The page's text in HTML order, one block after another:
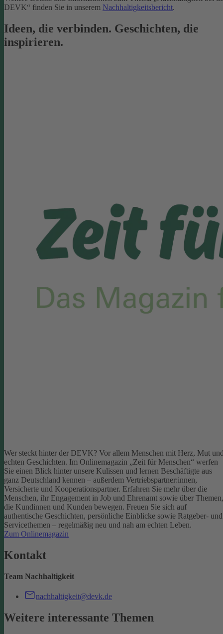
DEVK“ finden Sie in unserem Nachhaltigkeitsbericht.
Ideen, die verbinden. Geschichten, die
inspirieren.
Wer steckt hinter der DEVK? Vor allem Menschen mit Herz, Mut
echten Geschichten. Im Onlinemagazin „Zeit für Menschen“ werfen
Sie einen Blick hinter unsere Kulissen und lernen Beschäftigte aus
ganz Deutschland kennen – außerdem Vertriebspartner:innen,
Versicherte und Kooperationspartner. Erfahren Sie mehr über die
Menschen, ihr Engagement in Job und Ehrenamt sowie über Themen,
die Kundinnen und Kunden bewegen. Freuen Sie sich auf
authentische Geschichten, persönliche Einblicke sowie Ratgeber- und
Servicethemen – regelmäßig neu und nah am echten Leben.
Zum Onlinemagazin
Kontakt
Team Nachhaltigkeit
nachhaltigkeit@devk.de
Weitere interessante Themen